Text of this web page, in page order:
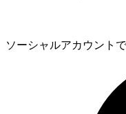
ソーシャルアカウント